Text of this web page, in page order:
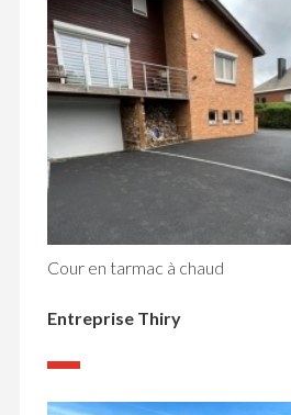
Cour en tarmac à chaud
Entreprise Thiry